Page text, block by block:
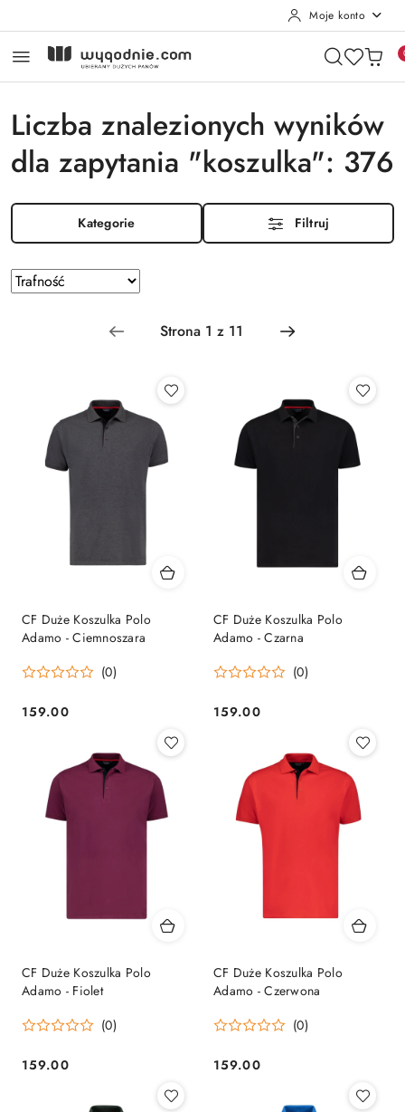
Moje konto
Liczba znalezionych wyników
dla zapytania "koszulka": 376
Kategorie Filtruj
Zastosowano
sortowanie:
Sortuj
według
CF Duże Koszulka Polo
Adamo - Ciemnoszara
(0)
Cena:
159.00
CF Duże Koszulka Polo
Adamo - Czarna
(0)
Cena:
159.00
CF Duże Koszulka Polo
Adamo - Fiolet
(0)
Cena:
159.00
CF Duże Koszulka Polo
Adamo - Czerwona
(0)
Cena:
159.00